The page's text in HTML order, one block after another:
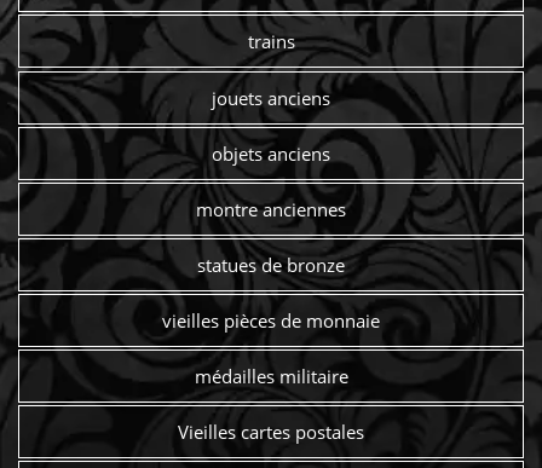
trains
jouets anciens
objets anciens
montre anciennes
statues de bronze
vieilles pièces de monnaie
médailles militaire
Vieilles cartes postales